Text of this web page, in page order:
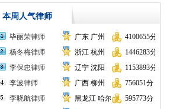
本周人气律师
毕丽荣律师 广东 广州
4100655分
杨冬梅律师
浙江 杭州
1446283分
李保忠律师
辽宁 沈阳
1153893分
李波律师
广西 柳州
756051分
李晓航律师
黑龙江 哈尔滨
595773分